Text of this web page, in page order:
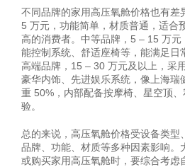
不同品牌的家用高压氧舱价格也有差
5 万元，功能简单，材质普通，适合
高的消费者。中等品牌，5 – 15 万元
能控制系统、舒适座椅等，能满足日
高端品牌，15 – 30 万元及以上，采
豪华内饰、先进娱乐系统，像上海瑞
重 50%，内部配备按摩椅、星空顶
验。
总的来说，高压氧舱价格受设备类型
品牌、功能、材质等多种因素影响。
或购买家用高压氧舱时，要综合考虑